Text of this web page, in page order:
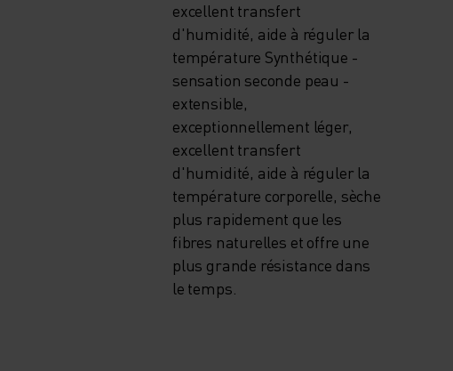
excellent transfert
d'humidité, aide à réguler la
température Synthétique -
sensation seconde peau -
extensible,
exceptionnellement léger,
excellent transfert
d'humidité, aide à réguler la
température corporelle, sèche
plus rapidement que les
fibres naturelles et offre une
plus grande résistance dans
le temps.